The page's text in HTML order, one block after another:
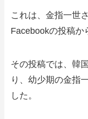
これは、金指一世
Facebookの投稿か
その投稿では、韓
り、幼少期の金指
した。